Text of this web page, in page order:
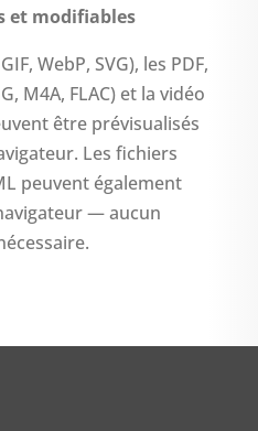
et modifiables
WebP, SVG), les PDF,
M4A, FLAC) et la vidéo
être prévisualisés
Les fichiers
peuvent également
— aucun